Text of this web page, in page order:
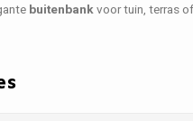
buitenbankvoor tuin, terras